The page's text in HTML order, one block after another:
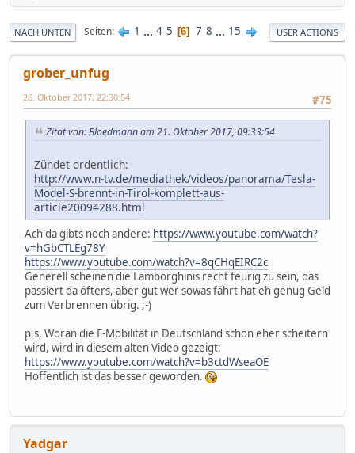
NACH UNTEN Seiten 1 ... 4 5 6 7 8 ... 15 USER ACTIONS
grober_unfug
#75
26. Oktober 2017, 22:30:54
Zitat von: Bloedmann am 21. Oktober 2017, 09:33:54
Zündet ordentlich:
http://www.n-tv.de/mediathek/videos/panorama/Tesla-
Model-S-brennt-in-Tirol-komplett-aus-
article20094288.html
Ach da gibts noch andere: https://www.youtube.com/watch?
v=hGbCTLEg78Y
https://www.youtube.com/watch?v=8qCHqEIRC2c
Generell scheinen die Lamborghinis recht feurig zu sein, das
passiert da öfters, aber gut wer sowas fährt hat eh genug Geld
zum Verbrennen übrig. ;-)
p.s. Woran die E-Mobilität in Deutschland schon eher scheitern
wird, wird in diesem alten Video gezeigt:
https://www.youtube.com/watch?v=b3ctdWseaOE
Hoffentlich ist das besser geworden.
Yadgar